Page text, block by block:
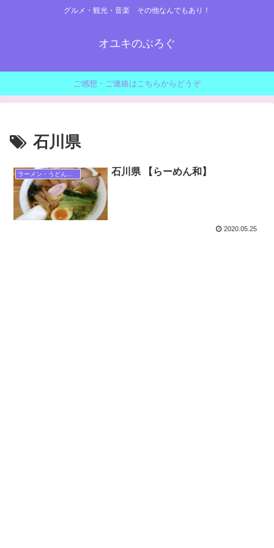
グルメ・観光・音楽 その他なんでもあり！
オユキのぶろぐ
ご感想・ご連絡はこちらからどうぞ
石川県
ラーメン・うどん・蕎麦・麺類 石川県 【らーめん和】
2020.05.25